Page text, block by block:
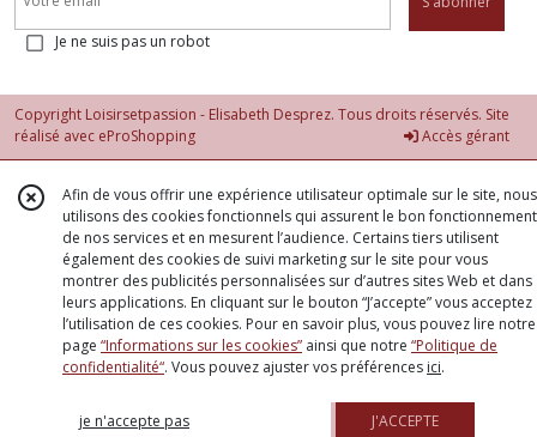
Je ne suis pas un robot
Copyright Loisirsetpassion - Elisabeth Desprez. Tous droits réservés. Site
réalisé avec eProShopping Accès gérant
Afin de vous offrir une expérience utilisateur optimale sur le site, nous
utilisons des cookies fonctionnels qui assurent le bon fonctionnement
de nos services et en mesurent l’audience. Certains tiers utilisent
également des cookies de suivi marketing sur le site pour vous
montrer des publicités personnalisées sur d’autres sites Web et dans
leurs applications. En cliquant sur le bouton “J’accepte” vous acceptez
l’utilisation de ces cookies. Pour en savoir plus, vous pouvez lire notre
page “Informations sur les cookies” ainsi que notre “Politique de
confidentialité“. Vous pouvez ajuster vos préférences ici.
je n'accepte pas J'ACCEPTE